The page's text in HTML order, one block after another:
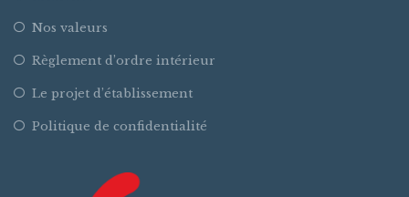
Nos valeurs
Règlement d’ordre intérieur
Le projet d’établissement
Politique de confidentialité